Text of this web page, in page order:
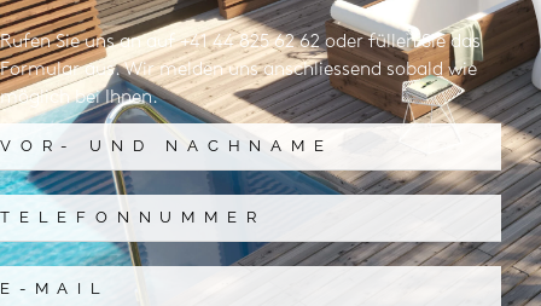
Rufen Sie uns an auf +41 44 825 62 62 oder füllen Sie das
Formular aus. Wir melden uns anschliessend sobald wie
möglich bei Ihnen.